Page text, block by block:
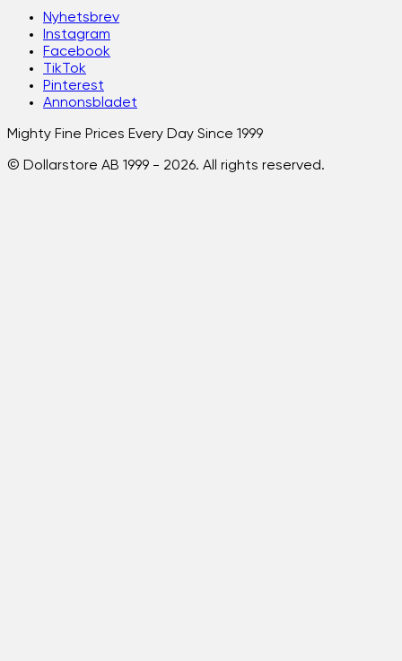
Nyhetsbrev
Instagram
Facebook
TikTok
Pinterest
Annonsbladet
Mighty Fine Prices Every Day Since 1999
© Dollarstore AB 1999 - 2026. All rights reserved.